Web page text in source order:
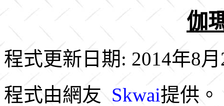
伽
程式更新日期: 2014年8
程式由網友 Skwai提供。